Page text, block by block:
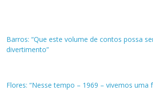
Barros: “Que este volume de contos possa
divertimento”
Flores: “Nesse tempo – 1969 – vivemos uma